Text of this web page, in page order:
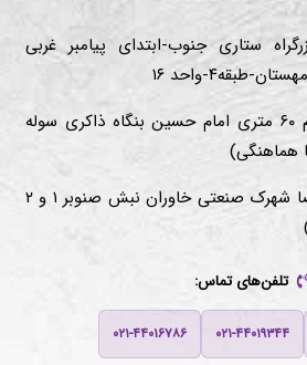
ستاری جنوب-ابتدای پیامبر غربی
انبار ۱: جاده قدیم قم ۶۰ متری امام حسین بنگاه ذاکری سوله
هماهنگی)
انبار ۲:اتوبان امام رضا شهرک صنعتی خاوران نبش صنوبر ۱ و ۲
تلفن‌های تماس:
۰۲۱-۴۴۰۱۹۳۴۴ ۰۲۱-۴۴۰۱۶۷۸۶